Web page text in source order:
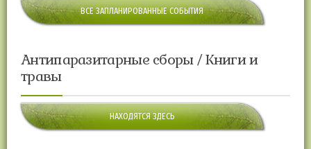
ВСЕ ЗАПЛАНИРОВАННЫЕ СОБЫТИЯ
Антипаразитарные сборы / Книги и
травы
НАХОДЯТСЯ ЗДЕСЬ